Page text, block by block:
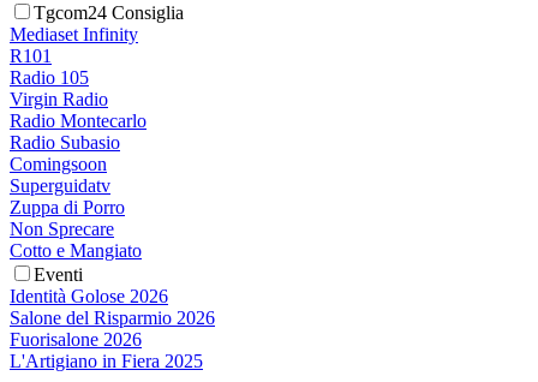
Tgcom24 Consiglia
Mediaset Infinity
R101
Radio 105
Virgin Radio
Radio Montecarlo
Radio Subasio
Comingsoon
Superguidatv
Zuppa di Porro
Non Sprecare
Cotto e Mangiato
Eventi
Identità Golose 2026
Salone del Risparmio 2026
Fuorisalone 2026
L'Artigiano in Fiera 2025